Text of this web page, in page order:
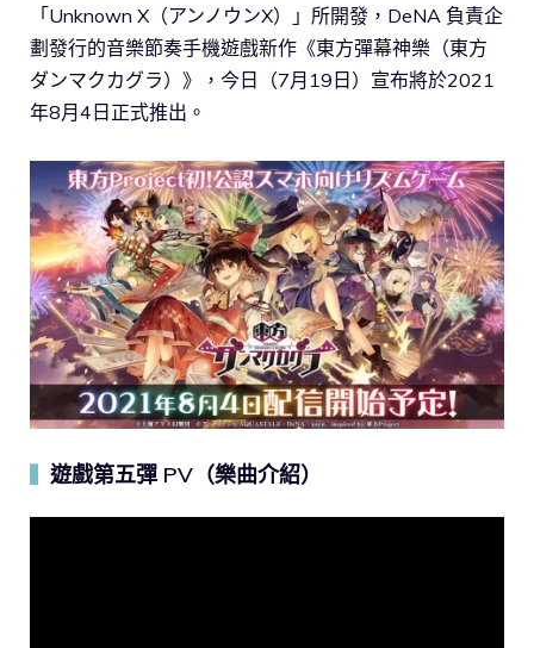
「Unknown X（アンノウンX）」所開發，DeNA 負責企
劃發行的音樂節奏手機遊戲新作《東方彈幕神樂（東方
ダンマクカグラ）》，今日（7月19日）宣布將於2021
年8月4日正式推出。
遊戲第五彈 PV（樂曲介紹）